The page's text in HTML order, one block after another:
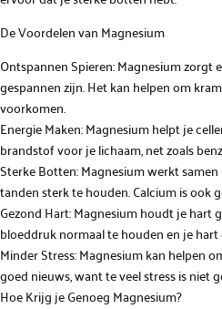
De Voordelen van Magnesium
Ontspannen Spieren: Magnesium zorgt
gespannen zijn. Het kan helpen om
voorkomen.
Energie Maken: Magnesium helpt je
brandstof voor je lichaam, net zoals
Sterke Botten: Magnesium werkt
tanden sterk te houden. Calcium is ook
Gezond Hart: Magnesium houdt je hart
bloeddruk normaal te houden en je
Minder Stress: Magnesium kan helpen
goed nieuws, want te veel stress is niet
Hoe Krijg je Genoeg Magnesium?